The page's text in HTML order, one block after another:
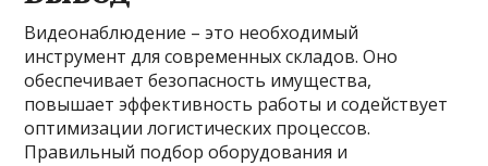
Видеонаблюдение – это необходимый
инструмент для современных складов. Оно
обеспечивает безопасность имущества,
повышает эффективность работы и содействует
оптимизации логистических процессов.
Правильный подбор оборудования и